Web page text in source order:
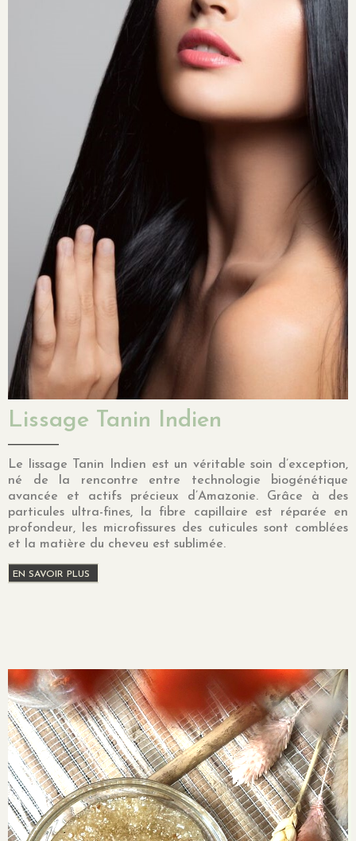
Lissage Tanin Indien
Le lissage Tanin Indien est un véritable soin d’exception,
né de la rencontre entre technologie biogénétique
avancée et actifs précieux d’Amazonie. Grâce à des
particules ultra-fines, la fibre capillaire est réparée en
profondeur, les microfissures des cuticules sont comblées
et la matière du cheveu est sublimée.
EN SAVOIR PLUS